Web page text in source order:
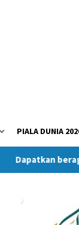
PIALA DUNIA
Dapatkan